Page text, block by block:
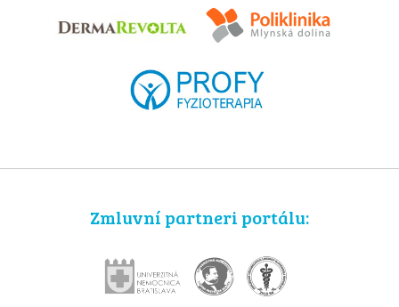
Zmluvní partneri portálu: